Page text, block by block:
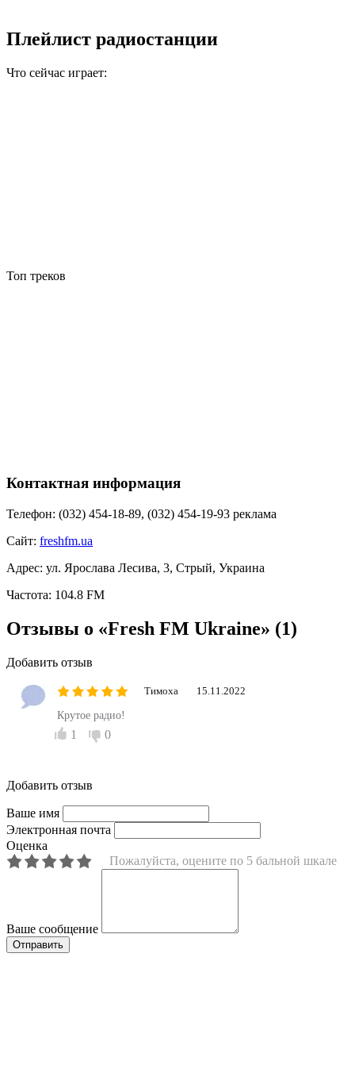
Плейлист радиостанции
Что сейчас играет:
Топ треков
Контактная информация
Телефон: (032) 454-18-89, (032) 454-19-93 реклама
Сайт: freshfm.ua
Адрес: ул. Ярослава Лесива, 3, Стрый, Украина
Частота: 104.8 FM
Отзывы о «Fresh FM Ukraine» (1)
Добавить отзыв
Тимоха 15.11.2022
Крутое радио!
1 0
Добавить отзыв
Ваше имя
Электронная почта
Оценка
Пожалуйста, оцените по 5 бальной шкале
Ваше сообщение